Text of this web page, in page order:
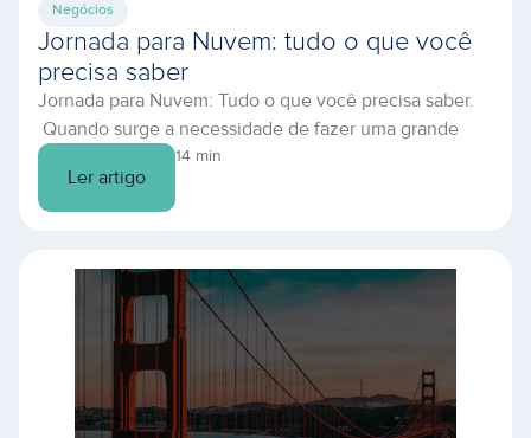
Negócios
Jornada para Nuvem: tudo o que você
precisa saber
Jornada para Nuvem: Tudo o que você precisa saber.
Quando surge a necessidade de fazer uma grande
mudança em qualquer área da empresa, é comum
encontrarmos resistência de uma ou mais pessoas
envolvidas. Em alguns casos essa resistência é
uma memória negativa e em outros, por falta […]
Ler artigo
14 min